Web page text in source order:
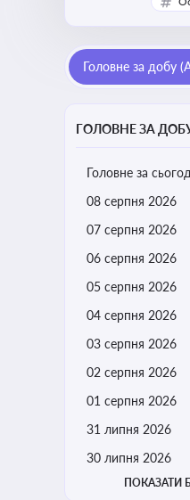
Головне за добу
ГОЛОВНЕ ЗА
Головне за
08 серпня 2026
07 серпня 2026
06 серпня 2026
05 серпня 2026
04 серпня 2026
03 серпня 2026
02 серпня 2026
01 серпня 2026
31 липня 2026
30 липня 2026
ПОКАЗАТИ